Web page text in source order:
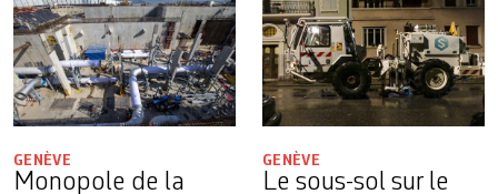
GENÈVE
Monopole de la
GENÈVE
Le sous-sol sur le